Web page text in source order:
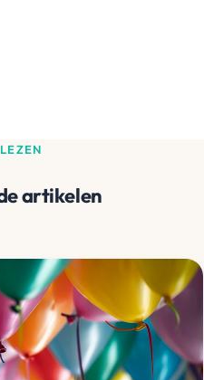
artikelen